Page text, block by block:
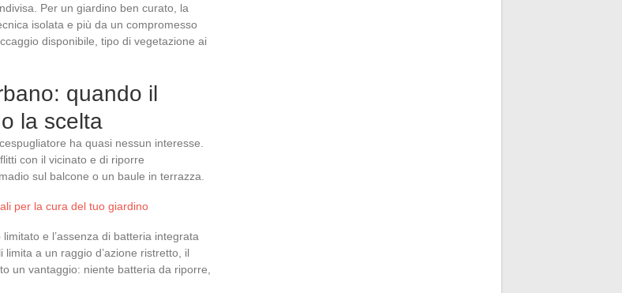
Per un giardino ben curato, la
isolata e più da un compromesso
disponibile, tipo di vegetazione ai
quando il
la scelta
ha quasi nessun interesse.
con il vicinato e di riporre
sul balcone o un baule in terrazza.
per la cura del tuo giardino
e l’assenza di batteria integrata
a un raggio d’azione ristretto, il
un vantaggio: niente batteria da riporre,